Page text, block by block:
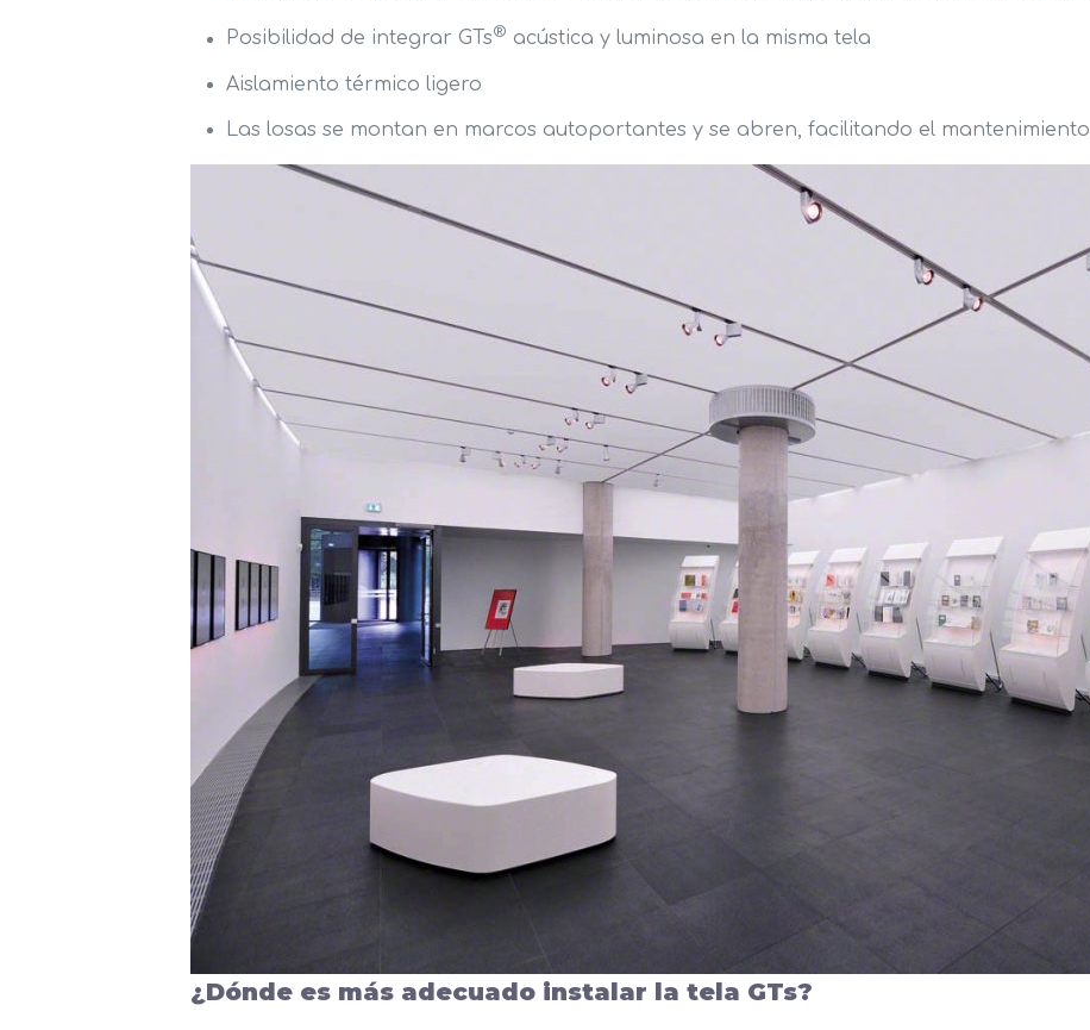
Posibilidad de integrar GTs® acústica y luminosa en la misma tela
Aislamiento térmico ligero
Las losas se montan en marcos autoportantes y se abren, facilitando el mantenimiento
¿Dónde es más adecuado instalar la tela GTs?